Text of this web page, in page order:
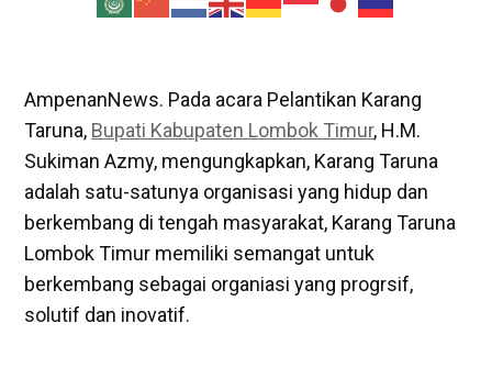
AmpenanNews. Pada acara Pelantikan Karang
Taruna, Bupati Kabupaten Lombok Timur, H.M.
Sukiman Azmy, mengungkapkan, Karang Taruna
adalah satu-satunya organisasi yang hidup dan
berkembang di tengah masyarakat, Karang Taruna
Lombok Timur memiliki semangat untuk
berkembang sebagai organiasi yang progrsif,
solutif dan inovatif.